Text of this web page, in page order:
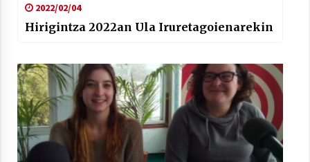
2022/02/04
Hirigintza 2022an Ula Iruretagoienarekin